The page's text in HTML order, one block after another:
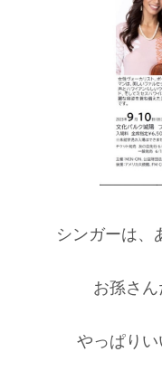
シンガーは、
お孫さん
やっぱり